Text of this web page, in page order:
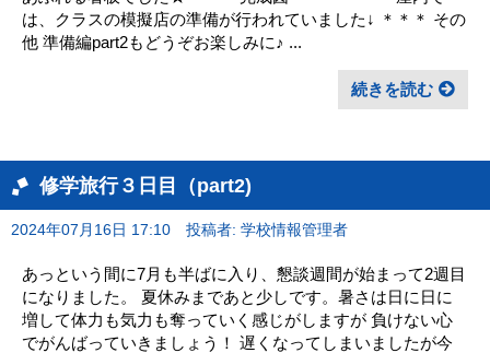
は、クラスの模擬店の準備が行われていました↓ ＊＊＊ その
他 準備編part2もどうぞお楽しみに♪ ...
続きを読む
修学旅行３日目（part2)
2024年07月16日 17:10 投稿者: 学校情報管理者
あっという間に7月も半ばに入り、懇談週間が始まって2週目
になりました。 夏休みまであと少しです。暑さは日に日に
増して体力も気力も奪っていく感じがしますが 負けない心
でがんばっていきましょう！ 遅くなってしまいましたが今